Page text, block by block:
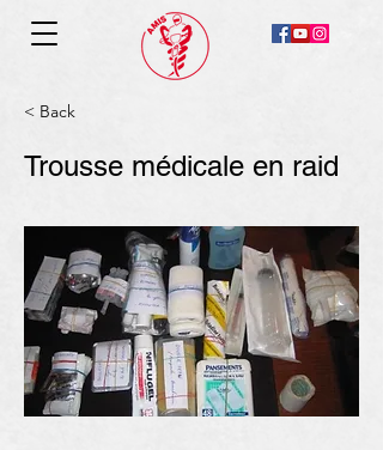
< Back
Trousse médicale en raid